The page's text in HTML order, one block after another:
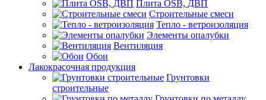
Плита OSB, ДВП
Строительные смеси
Тепло - ветроизоляция
Элементы опалубки
Вентиляция
Обои
Лакокрасочная продукция
Грунтовки
строительные